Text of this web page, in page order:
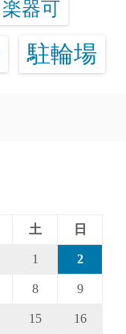
楽器可
駐輪場
土 日
1 2
8 9
15 16